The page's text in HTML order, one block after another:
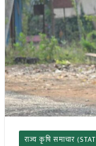
राज्य कृषि समाचार